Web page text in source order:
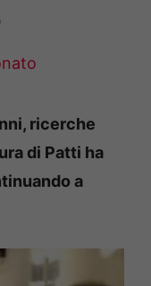
ricerche
di Patti ha
a